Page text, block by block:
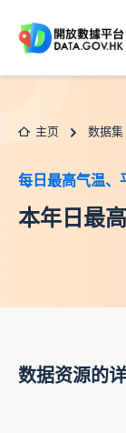
主页 数据集
每日最高气温、
本年日最
数据资源的